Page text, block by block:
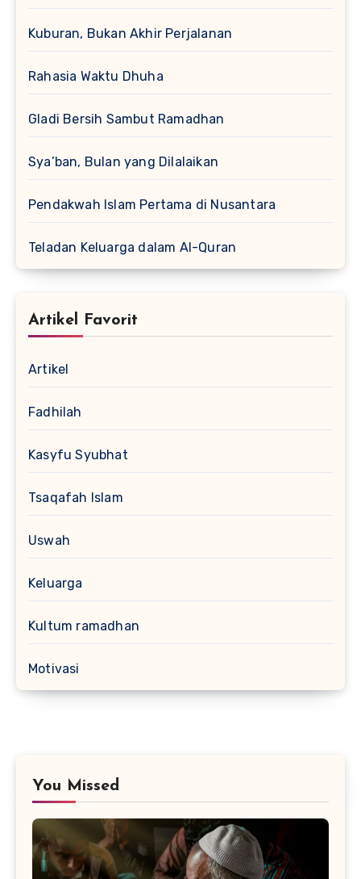
Kuburan, Bukan Akhir Perjalanan
Rahasia Waktu Dhuha
Gladi Bersih Sambut Ramadhan
Sya’ban, Bulan yang Dilalaikan
Pendakwah Islam Pertama di Nusantara
Teladan Keluarga dalam Al-Quran
Artikel Favorit
Artikel
Fadhilah
Kasyfu Syubhat
Tsaqafah Islam
Uswah
Keluarga
Kultum ramadhan
Motivasi
You Missed